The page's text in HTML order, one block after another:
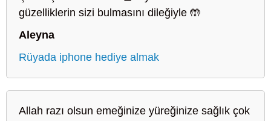
güzelliklerin sizi bulmasını dileğiyle 🤲
Aleyna
Rüyada iphone hediye almak
Allah razı olsun emeğinize yüreğinize sağlık çok